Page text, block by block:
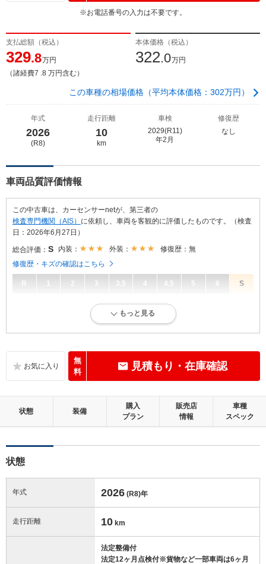
※お電話番号の入力は不要です。
支払総額（税込）
329.8万円
（諸経費7 .8 万円含む）
本体価格（税込）
322.0万円
この車種の相場価格（平均本体価格：302万円）
年式
2026
(R8)
走行距離
10
km
車検
2029(R11)
年2月
修復歴
なし
車両品質評価情報
この中古車は、カーセンサーnetが、第三者の
検査専門機関（AIS） に依頼し、車両を客観的に評価したものです。（検査
日：2026年6月27日）
総合評価： S 内装： 外装：
修復歴：無
修復歴・キズの確認はこちら
R 1 2 3 3.5 4 4.5 5 6 S
新車登録後12ヶ月未満、走行距離1万km以下で、内外装にダメージがな
無キズ、もしくは傷みや汚れなどがほぼない、とても綺麗な状態です。
外装：
無キズ、もしくはキズやヘコミなどがほぼない、とても綺麗な状態で
修復歴：無
もっと見る
無
料
見積もり・在庫確認
状態 装備
購入
プラン
販売店
情報
車種
スペック
状態
年式 2026 (R8)年
走行距離 10 km
法定整備付
法定12ヶ月点検付※貨物など一部車両は6ヶ月